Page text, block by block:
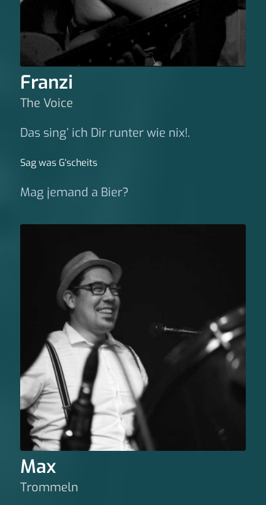
Franzi
The Voice
Das sing’ ich Dir runter wie nix!.
Sag was G‘scheits
Mag jemand a Bier?
Max
Trommeln